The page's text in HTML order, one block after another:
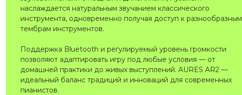
наслаждается натуральным звучанием классического
инструмента, одновременно получая доступ к разнообразным
тембрам инструментов.
Поддержка Bluetooth и регулируемый уровень громкости
позволяют адаптировать игру под любые условия — от
домашней практики до живых выступлений. AURES AR2 —
идеальный баланс традиций и инноваций для современных
пианистов.